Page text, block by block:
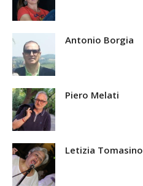
Antonio Borgia
Piero Melati
Letizia Tomasino